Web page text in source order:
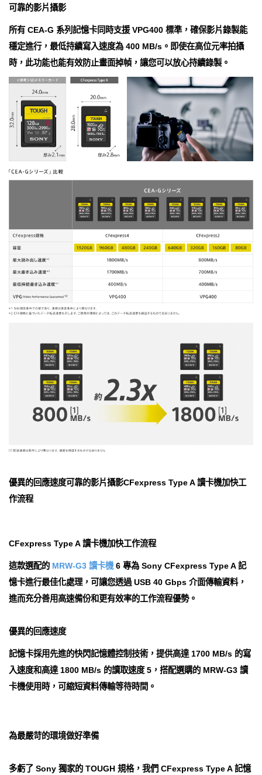
可靠的影片攝影
所有 CEA-G 系列記憶卡同時支援 VPG400 標準，確保影片錄製能
穩定進行，最低持續寫入速度為 400 MB/s。即使在高位元率拍攝
時，此功能也能有效防止畫面掉幀，讓您可以放心持續錄製。
優異的回應速度可靠的影片攝影CFexpress Type A 讀卡機加快工
作流程
CFexpress Type A 讀卡機加快工作流程
這款選配的 MRW-G3 讀卡機6 專為 Sony CFexpress Type A 記
憶卡進行最佳化處理，可讓您透過 USB 40 Gbps 介面傳輸資料，
進而充分善用高速備份和更有效率的工作流程優勢。
優異的回應速度
記憶卡採用先進的快閃記憶體控制技術，提供高達 1700 MB/s 的寫
入速度和高達 1800 MB/s 的讀取速度 5，搭配選購的 MRW-G3 讀
卡機使用時，可縮短資料傳輸等待時間。
為最嚴苛的環境做好準備
多虧了 Sony 獨家的 TOUGH 規格，我們 CFexpress Type A 記憶